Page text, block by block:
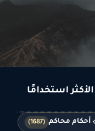
استخدامًا
أحكام محاكم (1687)